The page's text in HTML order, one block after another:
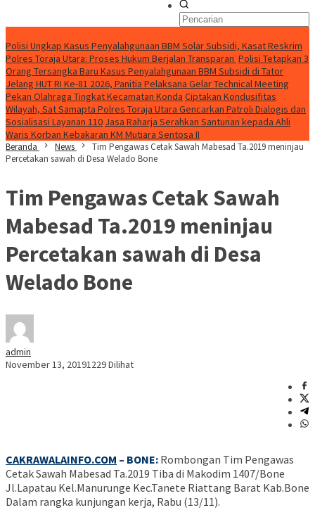
Polisi Ungkap Kasus Penyalahgunaan BBM Solar Subsidi, Kasat Reskrim
Polres Toraja Utara: Proses Hukum Berjalan Transparan Polisi Tetapkan 3
Orang Tersangka Baru Kasus Penyalahgunaan BBM Subsidi di Tator
Jelang HUT RI Ke-81 2026, Panitia Pelaksana Gelar Technical Meeting
Pekan Olahraga Tingkat Kecamatan Konda Ciptakan Kondusifitas
Wilayah, Sat Samapta Polres Toraja Utara Gencarkan Patroli Dialogis dan
Sosialisasi Layanan 110 Jasa Raharja Serahkan Santunan kepada Ahli
Waris Korban Kebakaran KM Mutiara Sentosa II
Beranda News
Tim Pengawas Cetak Sawah Mabesad Ta.2019 meninjau
Percetakan sawah di Desa Welado Bone
Tim Pengawas Cetak Sawah
Mabesad Ta.2019 meninjau
Percetakan sawah di Desa
Welado Bone
admin
November 13, 20191229 Dilihat
CAKRAWALAINFO.COM – BONE: Rombongan Tim Pengawas
Cetak Sawah Mabesad Ta.2019 Tiba di Makodim 1407/Bone
Jl.Lapatau Kel.Manurunge Kec.Tanete Riattang Barat Kab.Bone
Dalam rangka kunjungan kerja, Rabu (13/11).